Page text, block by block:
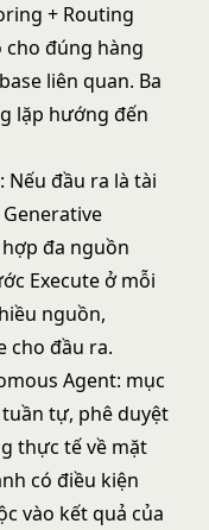
+ Routing
đúng hàng
liên quan. Ba
lặp hướng đến
: Nếu đầu ra là tài
Generative
đa nguồn
Execute ở mỗi
nguồn,
cho đầu ra.
Agent: mục
tự, phê duyệt
thực tế về mặt
có điều kiện
vào kết quả của